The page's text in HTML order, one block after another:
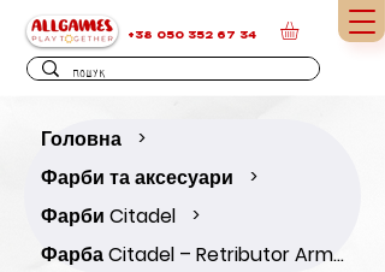
+38 050 352 67 34
Головна >
Фарби та аксесуари >
Фарби Citadel >
Фарба Citadel – Retributor Armour (12ml)